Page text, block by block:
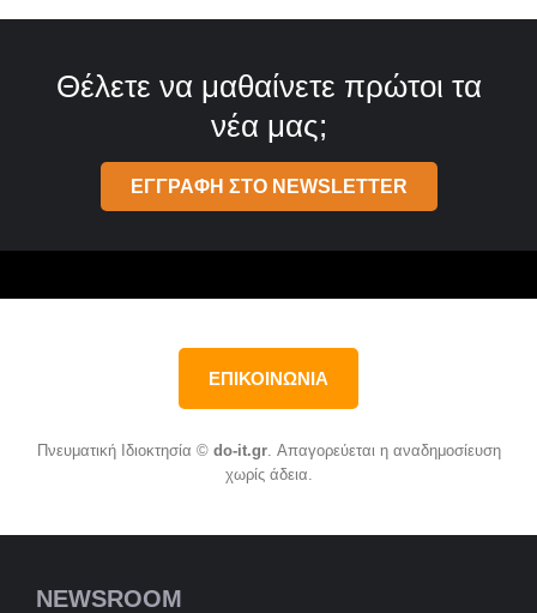
Θέλετε να μαθαίνετε πρώτοι τα
νέα μας;
ΕΓΓΡΑΦΗ ΣΤΟ NEWSLETTER
ΕΠΙΚΟΙΝΩΝΙΑ
Πνευματική Ιδιοκτησία © do-it.gr. Απαγορεύεται η αναδημοσίευση
χωρίς άδεια.
NEWSROOM